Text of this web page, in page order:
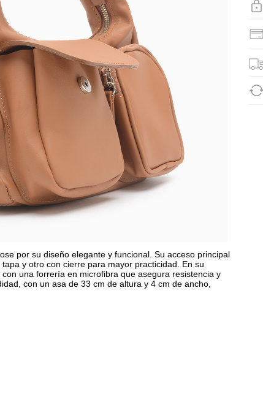
por su diseño elegante y funcional. Su acceso principal
y otro con cierre para mayor practicidad. En su
una forrería en microfibra que asegura resistencia y
con un asa de 33 cm de altura y 4 cm de ancho,